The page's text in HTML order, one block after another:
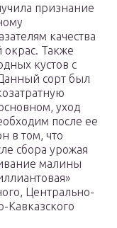
признание
качества
окрас. Также
кустов с
сорт был
уход
после ее
в том, что
сбора урожая
малины
Центрально-
Кавказского